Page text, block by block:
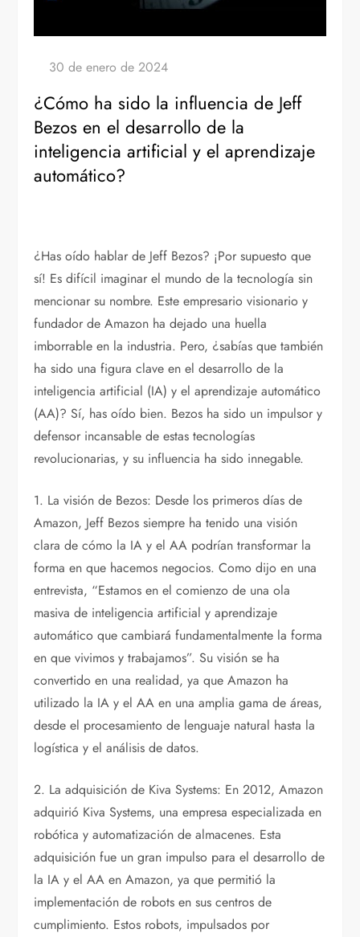
¿Cómo ha sido la influencia de Jeff
Bezos en el desarrollo de la
inteligencia artificial y el aprendizaje
automático?
¿Has oído hablar de Jeff Bezos? ¡Por supuesto que
sí! Es difícil imaginar el mundo de la tecnología sin
mencionar su nombre. Este empresario visionario y
fundador de Amazon ha dejado una huella
imborrable en la industria. Pero, ¿sabías que también
ha sido una figura clave en el desarrollo de la
inteligencia artificial (IA) y el aprendizaje automático
(AA)? Sí, has oído bien. Bezos ha sido un impulsor y
defensor incansable de estas tecnologías
revolucionarias, y su influencia ha sido innegable.
1. La visión de Bezos: Desde los primeros días de
Amazon, Jeff Bezos siempre ha tenido una visión
clara de cómo la IA y el AA podrían transformar la
forma en que hacemos negocios. Como dijo en una
entrevista, “Estamos en el comienzo de una ola
masiva de inteligencia artificial y aprendizaje
automático que cambiará fundamentalmente la forma
en que vivimos y trabajamos”. Su visión se ha
convertido en una realidad, ya que Amazon ha
utilizado la IA y el AA en una amplia gama de áreas,
desde el procesamiento de lenguaje natural hasta la
logística y el análisis de datos.
2. La adquisición de Kiva Systems: En 2012, Amazon
adquirió Kiva Systems, una empresa especializada en
robótica y automatización de almacenes. Esta
adquisición fue un gran impulso para el desarrollo de
la IA y el AA en Amazon, ya que permitió la
implementación de robots en sus centros de
cumplimiento. Estos robots, impulsados por